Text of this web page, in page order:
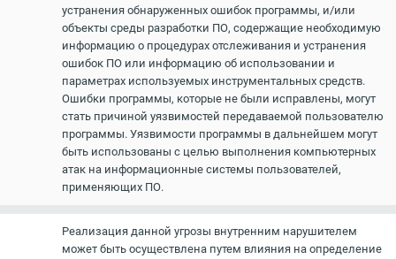
устранения обнаруженных ошибок программы, и/или
объекты среды разработки ПО, содержащие необходимую
информацию о процедурах отслеживания и устранения
ошибок ПО или информацию об использовании и
параметрах используемых инструментальных средств.
Ошибки программы, которые не были исправлены, могут
стать причиной уязвимостей передаваемой пользователю
программы. Уязвимости программы в дальнейшем могут
быть использованы с целью выполнения компьютерных
атак на информационные системы пользователей,
применяющих ПО.
Реализация данной угрозы внутренним нарушителем
может быть осуществлена путем влияния на определение